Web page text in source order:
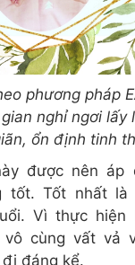
phương pháp
nghỉ ngơi lấy
ổn định tinh
được nên áp
tốt. Tốt nhất
Vì thực hiện
cùng vất vả
đáng kể.